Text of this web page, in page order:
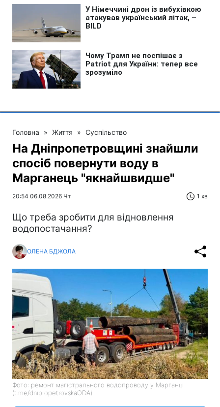
Головна » Життя » Суспільство
На Дніпропетровщині знайшли
спосіб повернути воду в
Марганець "якнайшвидше"
20:54 06.08.2026 Чт 1 хв
Що треба зробити для відновлення
водопостачання?
ОЛЕНА БДЖОЛА
Фото: ремонт магістрального водопроводу у Марганці
(t.me/dnipropetrovskaODA)